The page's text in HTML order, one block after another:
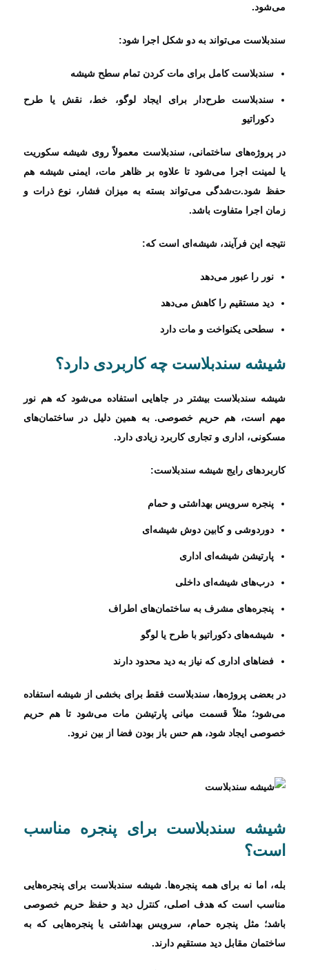
می‌شود.
سندبلاست می‌تواند به دو شکل اجرا شود:
سندبلاست کامل برای مات کردن تمام سطح شیشه
سندبلاست طرح‌دار برای ایجاد لوگو، خط، نقش یا طرح
دکوراتیو
در پروژه‌های ساختمانی، سندبلاست معمولاً روی شیشه سکوریت
یا لمینت اجرا می‌شود تا علاوه بر ظاهر مات، ایمنی شیشه هم
حفظ شود.ت‌شدگی می‌تواند بسته به میزان فشار، نوع ذرات و
زمان اجرا متفاوت باشد.
نتیجه این فرآیند، شیشه‌ای است که:
نور را عبور می‌دهد
دید مستقیم را کاهش می‌دهد
سطحی یکنواخت و مات دارد
شیشه سندبلاست چه کاربردی دارد؟
شیشه سندبلاست بیشتر در جاهایی استفاده می‌شود که هم نور
مهم است، هم حریم خصوصی. به همین دلیل در ساختمان‌های
مسکونی، اداری و تجاری کاربرد زیادی دارد.
کاربردهای رایج شیشه سندبلاست:
پنجره سرویس بهداشتی و حمام
دوردوشی و کابین دوش شیشه‌ای
پارتیشن شیشه‌ای اداری
درب‌های شیشه‌ای داخلی
پنجره‌های مشرف به ساختمان‌های اطراف
شیشه‌های دکوراتیو با طرح یا لوگو
فضاهای اداری که نیاز به دید محدود دارند
در بعضی پروژه‌ها، سندبلاست فقط برای بخشی از شیشه استفاده
می‌شود؛ مثلاً قسمت میانی پارتیشن مات می‌شود تا هم حریم
خصوصی ایجاد شود، هم حس باز بودن فضا از بین نرود.
شیشه سندبلاست برای پنجره مناسب
است؟
بله، اما نه برای همه پنجره‌ها. شیشه سندبلاست برای پنجره‌هایی
مناسب است که هدف اصلی، کنترل دید و حفظ حریم خصوصی
باشد؛ مثل پنجره حمام، سرویس بهداشتی یا پنجره‌هایی که به
ساختمان مقابل دید مستقیم دارند.